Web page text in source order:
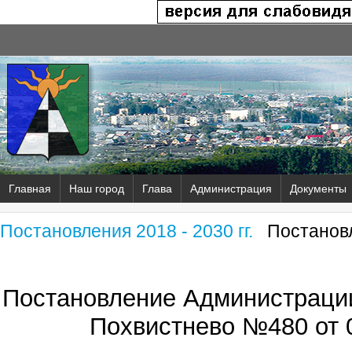
Главная Наш город Глава Администрация Документы
Постановления 2018 - 2030 гг.
Постановление
Похвистнево №480 от